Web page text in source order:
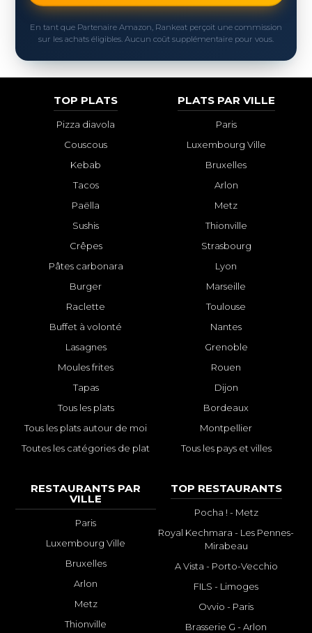
En tant que Partenaire Amazon, Rankeat perçoit une commission
sur les achats éligibles. Aucun coût supplémentaire pour vous.
TOP PLATS
Pizza diavola
Couscous
Kebab
Tacos
Paëlla
Sushis
Crêpes
Pâtes carbonara
Burger
Raclette
Buffet à volonté
Lasagnes
Moules frites
Tapas
Tous les plats
Tous les plats autour de moi
Toutes les catégories de plat
PLATS PAR VILLE
Paris
Luxembourg Ville
Bruxelles
Arlon
Metz
Thionville
Strasbourg
Lyon
Marseille
Toulouse
Nantes
Grenoble
Rouen
Dijon
Bordeaux
Montpellier
Tous les pays et villes
RESTAURANTS PAR
VILLE
Paris
Luxembourg Ville
Bruxelles
Arlon
Metz
Thionville
TOP RESTAURANTS
Pocha ! - Metz
Royal Kechmara - Les Pennes-
Mirabeau
A Vista - Porto-Vecchio
FILS - Limoges
Ovvio - Paris
Brasserie G - Arlon